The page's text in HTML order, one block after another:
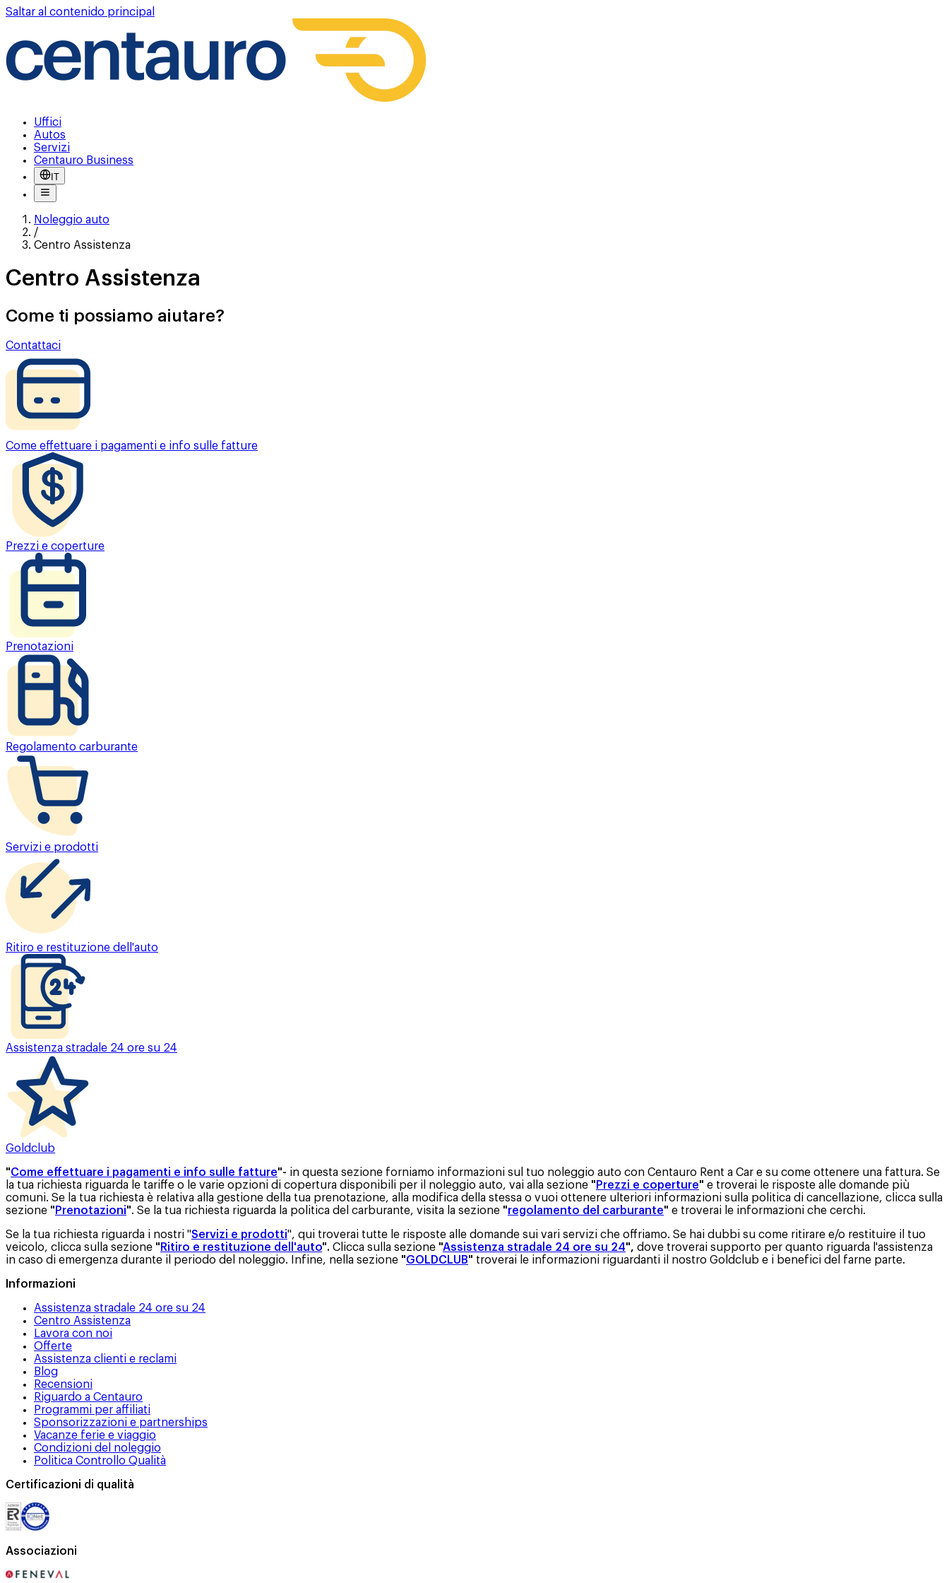
Saltar al contenido principal
Uffici
Autos
Servizi
Centauro Business
IT
Noleggio auto
/
Centro Assistenza
Centro Assistenza
Come ti possiamo aiutare?
Contattaci
Come effettuare i pagamenti e info sulle fatture
Prezzi e coperture
Prenotazioni
Regolamento carburante
Servizi e prodotti
Ritiro e restituzione dell'auto
Assistenza stradale 24 ore su 24
Goldclub
"Come effettuare i pagamenti e info sulle fatture"- in questa sezione forniamo informazioni sul tuo noleggio auto con Centauro Rent a Car e su come ottenere una fattura. Se
la tua richiesta riguarda le tariffe o le varie opzioni di copertura disponibili per il noleggio auto, vai alla sezione " Prezzi e coperture" e troverai le risposte alle domande più
comuni. Se la tua richiesta è relativa alla gestione della tua prenotazione, alla modifica della stessa o vuoi ottenere ulteriori informazioni sulla politica di cancellazione, clicca sulla
sezione " Prenotazioni". Se la tua richiesta riguarda la politica del carburante, visita la sezione "regolamento del carburante" e troverai le informazioni che cerchi.
Se la tua richiesta riguarda i nostri "Servizi e prodotti", qui troverai tutte le risposte alle domande sui vari servizi che offriamo. Se hai dubbi su come ritirare e/o restituire il tuo
veicolo, clicca sulla sezione " Ritiro e restituzione dell'auto". Clicca sulla sezione "Assistenza stradale 24 ore su 24", dove troverai supporto per quanto riguarda l'assistenza
in caso di emergenza durante il periodo del noleggio. Infine, nella sezione "GOLDCLUB" troverai le informazioni riguardanti il nostro Goldclub e i benefici del farne parte.
Informazioni
Assistenza stradale 24 ore su 24
Centro Assistenza
Lavora con noi
Offerte
Assistenza clienti e reclami
Blog
Recensioni
Riguardo a Centauro
Programmi per affiliati
Sponsorizzazioni e partnerships
Vacanze ferie e viaggio
Condizioni del noleggio
Politica Controllo Qualità
Certificazioni di qualità
Associazioni